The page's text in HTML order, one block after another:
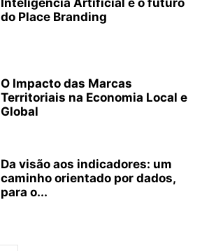
Inteligência Artificial e o futuro
do Place Branding
O Impacto das Marcas
Territoriais na Economia Local e
Global
Da visão aos indicadores: um
caminho orientado por dados,
para o...